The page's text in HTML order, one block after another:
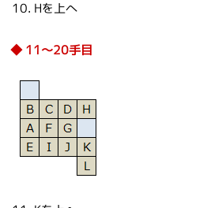
Hを上へ
11～20手目